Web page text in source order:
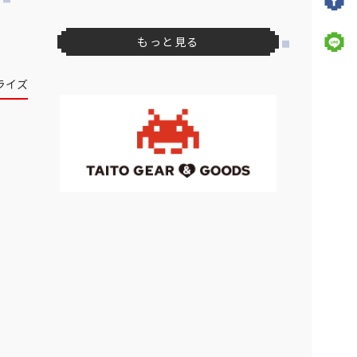
イズ
もっと見る